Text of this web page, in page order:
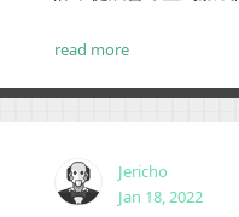
read more
Jericho
Jan 18, 2022